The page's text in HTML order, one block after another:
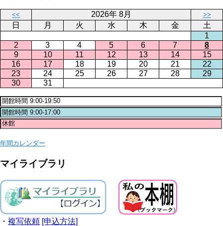
<< 2026年 8月 >>
日 月 火 水 木 金
土
1
2
3 4 5 6 7
8
9
10 11 12 13 14
15
16
17 18 19 20 21
22
23
24 25 26 27 28
29
30
31
年間カレンダー
マイライブラリ
・ 複写依頼 [申込方法]